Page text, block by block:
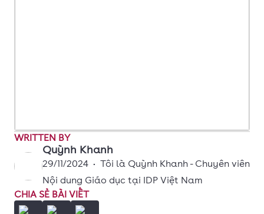
WRITTEN BY
Quỳnh Khanh
29/11/2024 • Tôi là Quỳnh Khanh - Chuyên viên
Nội dung Giáo dục tại IDP Việt Nam
CHIA SẺ BÀI VIẾT